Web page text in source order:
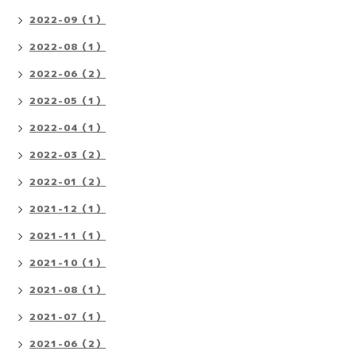
2022-09（1）
2022-08（1）
2022-06（2）
2022-05（1）
2022-04（1）
2022-03（2）
2022-01（2）
2021-12（1）
2021-11（1）
2021-10（1）
2021-08（1）
2021-07（1）
2021-06（2）